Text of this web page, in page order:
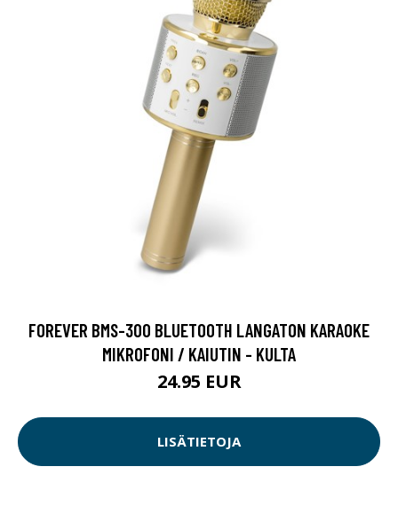
FOREVER BMS-300 BLUETOOTH LANGATON KARAOKE
MIKROFONI / KAIUTIN - KULTA
24.95 EUR
LISÄTIETOJA